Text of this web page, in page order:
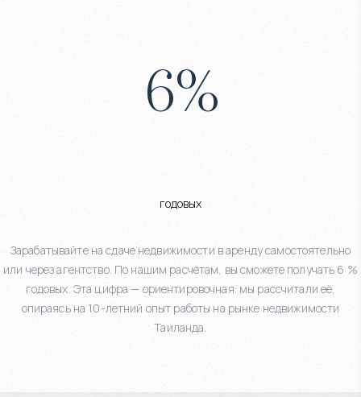
6%
годовых
Зарабатывайте на сдаче недвижимости в аренду самостоятельно
или через агентство. По нашим расчётам, вы сможете получать 6 %
годовых. Эта цифра — ориентировочная: мы рассчитали её,
опираясь на 10-летний опыт работы на рынке недвижимости
Таиланда.